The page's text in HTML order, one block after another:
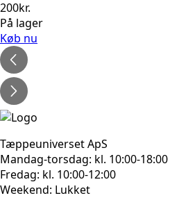
200kr.
På lager
Køb nu
Tæppeuniverset ApS
Mandag-torsdag: kl. 10:00-18:00
Fredag: kl. 10:00-12:00
Weekend: Lukket